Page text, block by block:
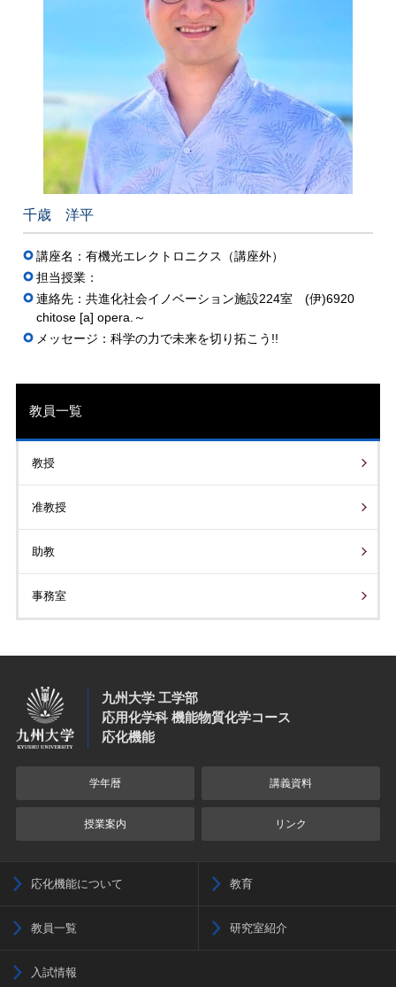
千歳 洋平
講座名：有機光エレクトロニクス（講座外）
担当授業：
連絡先：共進化社会イノベーション施設224室 (伊)6920
chitose [a] opera.～
メッセージ：科学の力で未来を切り拓こう!!
教員一覧
教授
准教授
助教
事務室
九州大学 工学部
応用化学科 機能物質化学コース
応化機能
学年暦 講義資料
授業案内 リンク
応化機能について 教育
教員一覧 研究室紹介
入試情報